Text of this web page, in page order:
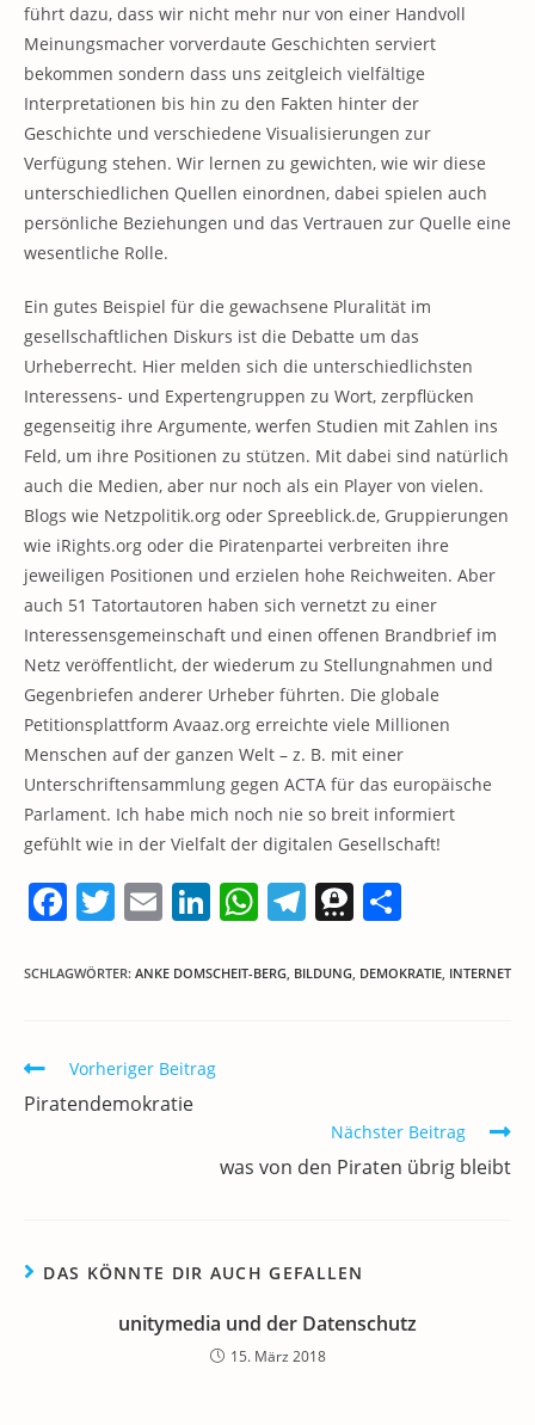
führt dazu, dass wir nicht mehr nur von einer Handvoll
Meinungsmacher vorverdaute Geschichten serviert
bekommen sondern dass uns zeitgleich vielfältige
Interpretationen bis hin zu den Fakten hinter der
Geschichte und verschiedene Visualisierungen zur
Verfügung stehen. Wir lernen zu gewichten, wie wir diese
unterschiedlichen Quellen einordnen, dabei spielen auch
persönliche Beziehungen und das Vertrauen zur Quelle eine
wesentliche Rolle.
Ein gutes Beispiel für die gewachsene Pluralität im
gesellschaftlichen Diskurs ist die Debatte um das
Urheberrecht. Hier melden sich die unterschiedlichsten
Interessens- und Expertengruppen zu Wort, zerpflücken
gegenseitig ihre Argumente, werfen Studien mit Zahlen ins
Feld, um ihre Positionen zu stützen. Mit dabei sind natürlich
auch die Medien, aber nur noch als ein Player von vielen.
Blogs wie Netzpolitik.org oder Spreeblick.de, Gruppierungen
wie iRights.org oder die Piratenpartei verbreiten ihre
jeweiligen Positionen und erzielen hohe Reichweiten. Aber
auch 51 Tatortautoren haben sich vernetzt zu einer
Interessensgemeinschaft und einen offenen Brandbrief im
Netz veröffentlicht, der wiederum zu Stellungnahmen und
Gegenbriefen anderer Urheber führten. Die globale
Petitionsplattform Avaaz.org erreichte viele Millionen
Menschen auf der ganzen Welt – z. B. mit einer
Unterschriftensammlung gegen ACTA für das europäische
Parlament. Ich habe mich noch nie so breit informiert
gefühlt wie in der Vielfalt der digitalen Gesellschaft!
F
c
b
o
T
itt
E
ai
Li
k
dI
n
W
at
T
e
T
re le
SCHLAGWÖRTER: ANKE DOMSCHEIT-BERG, BILDUNG, DEMOKRATIE, INTERNET
Weitere
ansehen
Vorheriger Beitrag
Piratendemokratie
Nächster Beitrag
was von den Piraten übrig bleibt
DAS KÖNNTE DIR AUCH GEFALLEN
unitymedia und der Datenschutz
15. März 2018